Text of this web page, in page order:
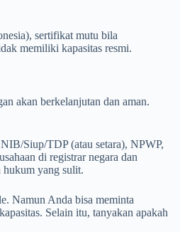
sertifikat mutu bila
memiliki kapasitas resmi.
akan berkelanjutan dan aman.
Siup/TDP (atau setara), NPWP,
di registrar negara dan
hukum yang sulit.
Namun Anda bisa meminta
Selain itu, tanyakan apakah